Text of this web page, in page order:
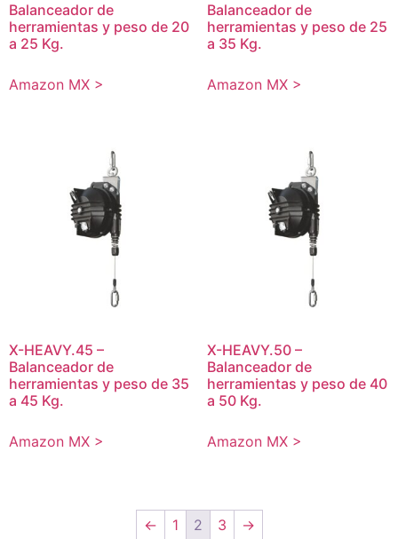
Balanceador de
herramientas y peso de 20
a 25 Kg.
Amazon MX >
Balanceador de
herramientas y peso de 25
a 35 Kg.
Amazon MX >
X-HEAVY.45 –
Balanceador de
herramientas y peso de 35
a 45 Kg.
Amazon MX >
X-HEAVY.50 –
Balanceador de
herramientas y peso de 40
a 50 Kg.
Amazon MX >
← 1 2 3 →